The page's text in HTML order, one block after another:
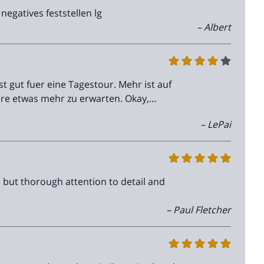
feststellen lg
– Albert
gut fuer eine Tagestour. Mehr ist auf
etwas mehr zu erwarten. Okay,
– LePai
but thorough attention to detail and
– Paul Fletcher